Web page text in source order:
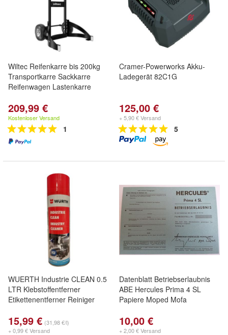
Wiltec Reifenkarre bis 200kg
Transportkarre Sackkarre
Reifenwagen Lastenkarre
209,99 €
Kostenloser Versand
1
Cramer-Powerworks Akku-
Ladegerät 82C1G
125,00 €
+ 5,90 € Versand
5
WUERTH Industrie CLEAN 0.5
LTR Klebstoffentferner
Etikettenentferner Reiniger
15,99 € (31,98 €/l)
+ 0,99 € Versand
Datenblatt Betriebserlaubnis
ABE Hercules Prima 4 SL
Papiere Moped Mofa
10,00 €
+ 2,00 € Versand